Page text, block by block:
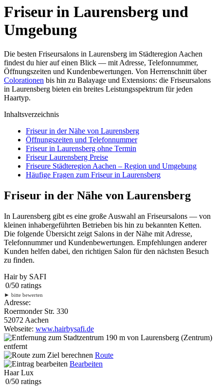
Friseur in Laurensberg und
Umgebung
Die besten Friseursalons in Laurensberg im Städteregion Aachen
findest du hier auf einen Blick — mit Adresse, Telefonnummer,
Öffnungszeiten und Kundenbewertungen. Von Herrenschnitt über
Colorationen bis hin zu Balayage und Extensions: die Friseursalons
in Laurensberg bieten ein breites Leistungsspektrum für jeden
Haartyp.
Inhaltsverzeichnis
Friseur in der Nähe von Laurensberg
Öffnungszeiten und Telefonnummer
Friseur in Laurensberg ohne Termin
Friseur Laurensberg Preise
Friseure Städteregion Aachen – Region und Umgebung
Häufige Fragen zum Friseur in Laurensberg
Friseur in der Nähe von Laurensberg
In Laurensberg gibt es eine große Auswahl an Friseursalons — von
kleinen inhabergeführten Betrieben bis hin zu bekannten Ketten.
Die folgende Übersicht zeigt Salons in der Nähe mit Adresse,
Telefonnummer und Kundenbewertungen. Empfehlungen anderer
Kunden helfen dabei, den richtigen Salon für den nächsten Besuch
zu finden.
Hair by SAFI
0/50 ratings
► bitte bewerten
Adresse:
Roermonder Str. 330
52072 Aachen
Webseite: www.hairbysafi.de
190 m von Laurensberg (Zentrum)
entfernt
Route
Bearbeiten
Haar Lux
0/50 ratings